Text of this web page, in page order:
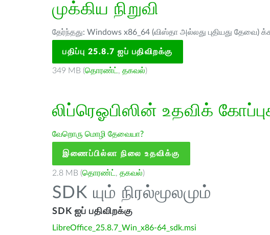
முக்கிய நிறுவி
தேர்ந்தது: Windows x86_64 (விஸ்தா அல்லது புதியது தேவை)
பதிப்பு 25.8.7 ஐப் பதிவிறக்கு
349 MB (தொரண்ட் , தகவல்)
லிப்ரெஓபிஸின் உதவிக்
வேறொரு மொழி தேவையா?
இணைப்பில்லா நிலை உதவிக்கு
2.8 MB (தொரண்ட் , தகவல்)
SDK யும் நிரல்மூலமும்
SDK ஐப் பதிவிறக்கு
LibreOffice_25.8.7_Win_x86-64_sdk.msi